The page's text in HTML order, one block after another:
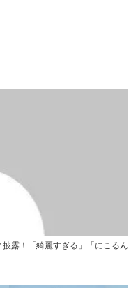
露！「綺麗すぎる」「にこるん